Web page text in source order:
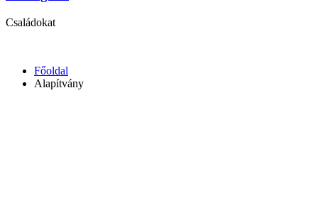
Családokat
Főoldal
Alapítvány